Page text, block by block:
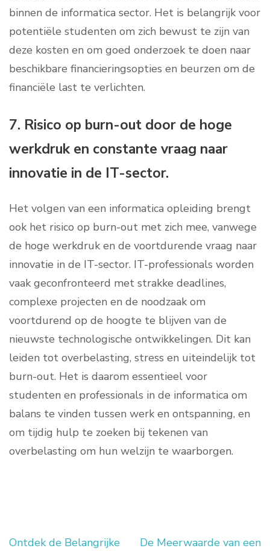
binnen de informatica sector. Het is belangrijk voor
potentiële studenten om zich bewust te zijn van
deze kosten en om goed onderzoek te doen naar
beschikbare financieringsopties en beurzen om de
financiële last te verlichten.
7. Risico op burn-out door de hoge
werkdruk en constante vraag naar
innovatie in de IT-sector.
Het volgen van een informatica opleiding brengt
ook het risico op burn-out met zich mee, vanwege
de hoge werkdruk en de voortdurende vraag naar
innovatie in de IT-sector. IT-professionals worden
vaak geconfronteerd met strakke deadlines,
complexe projecten en de noodzaak om
voortdurend op de hoogte te blijven van de
nieuwste technologische ontwikkelingen. Dit kan
leiden tot overbelasting, stress en uiteindelijk tot
burn-out. Het is daarom essentieel voor
studenten en professionals in de informatica om
balans te vinden tussen werk en ontspanning, en
om tijdig hulp te zoeken bij tekenen van
overbelasting om hun welzijn te waarborgen.
Ontdek de Belangrijke De Meerwaarde van een